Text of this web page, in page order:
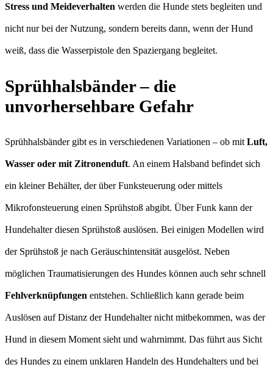
Stress und Meideverhalten werden die Hunde stets begleiten und
nicht nur bei der Nutzung, sondern bereits dann, wenn der Hund
weiß, dass die Wasserpistole den Spaziergang begleitet.
Sprühhalsbänder – die
unvorhersehbare Gefahr
Sprühhalsbänder gibt es in verschiedenen Variationen – ob mit Luft,
Wasser oder mit Zitronenduft. An einem Halsband befindet sich
ein kleiner Behälter, der über Funksteuerung oder mittels
Mikrofonsteuerung einen Sprühstoß abgibt. Über Funk kann der
Hundehalter diesen Sprühstoß auslösen. Bei einigen Modellen wird
der Sprühstoß je nach Geräuschintensität ausgelöst. Neben
möglichen Traumatisierungen des Hundes können auch sehr schnell
Fehlverknüpfungen entstehen. Schließlich kann gerade beim
Auslösen auf Distanz der Hundehalter nicht mitbekommen, was der
Hund in diesem Moment sieht und wahrnimmt. Das führt aus Sicht
des Hundes zu einem unklaren Handeln des Hundehalters und bei